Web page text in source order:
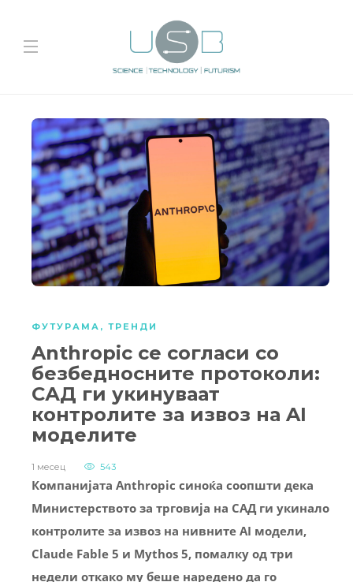
ФУТУРАМА , ТРЕНДИ
Anthropic се согласи со
безбедносните протоколи:
САД ги укинуваат
контролите за извоз на AI
моделите
1 месец 543
Компанијата Anthropic синоќа соопшти дека
Министерството за трговија на САД ги укинало
контролите за извоз на нивните AI модели,
Claude Fable 5 и Mythos 5, помалку од три
недели откако му беше наредено да го